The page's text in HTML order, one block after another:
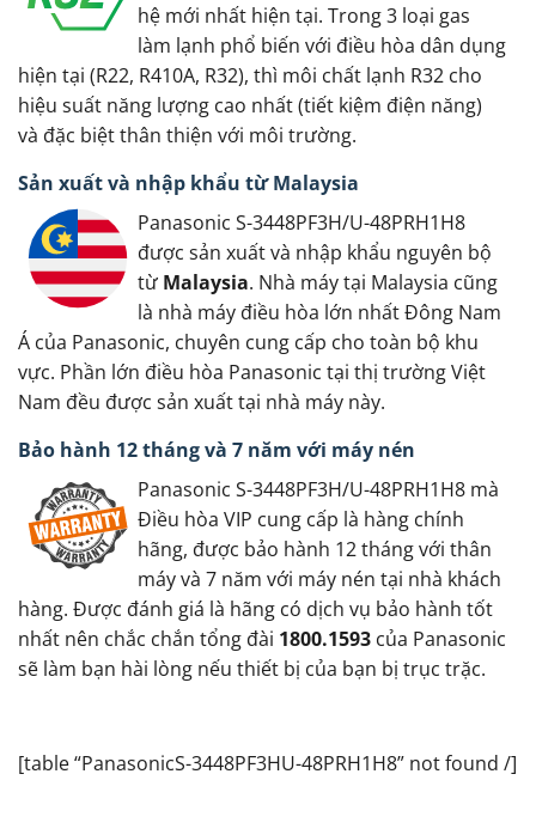
hệ mới nhất hiện tại. Trong 3 loại gas
làm lạnh phổ biến với điều hòa dân dụng
hiện tại (R22, R410A, R32), thì môi chất lạnh R32 cho
hiệu suất năng lượng cao nhất (tiết kiệm điện năng)
và đặc biệt thân thiện với môi trường.
Sản xuất và nhập khẩu từ Malaysia
Panasonic S-3448PF3H/U-48PRH1H8
được sản xuất và nhập khẩu nguyên bộ
từ Malaysia. Nhà máy tại Malaysia cũng
là nhà máy điều hòa lớn nhất Đông Nam
Á của Panasonic, chuyên cung cấp cho toàn bộ khu
vực. Phần lớn điều hòa Panasonic tại thị trường Việt
Nam đều được sản xuất tại nhà máy này.
Bảo hành 12 tháng và 7 năm với máy nén
Panasonic S-3448PF3H/U-48PRH1H8 mà
Điều hòa VIP cung cấp là hàng chính
hãng, được bảo hành 12 tháng với thân
máy và 7 năm với máy nén tại nhà khách
hàng. Được đánh giá là hãng có dịch vụ bảo hành tốt
nhất nên chắc chắn tổng đài 1800.1593 của Panasonic
sẽ làm bạn hài lòng nếu thiết bị của bạn bị trục trặc.
[table “PanasonicS-3448PF3HU-48PRH1H8” not found /]